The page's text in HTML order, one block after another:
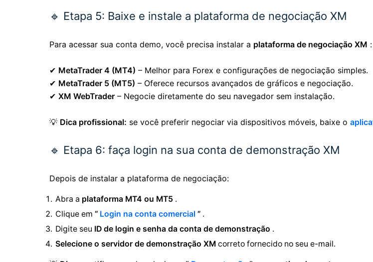
🔹 Etapa 5: Baixe e instale a plataforma de negociação XM
Para acessar sua conta demo, você precisa instalar a plataforma de negociação XM :
✔ MetaTrader 4 (MT4) – Melhor para Forex e configurações de negociação simples.
✔ MetaTrader 5 (MT5) – Oferece recursos avançados de gráficos e negociação.
✔ XM WebTrader – Negocie diretamente do seu navegador sem instalação.
💡 Dica profissional: se você preferir negociar via dispositivos móveis, baixe o
🔹 Etapa 6: faça login na sua conta de demonstração XM
Depois de instalar a plataforma de negociação:
Abra a plataforma MT4 ou MT5 .
Clique em “ Login na conta comercial ” .
Digite seu ID de login e senha da conta de demonstração .
Selecione o servidor de demonstração XM correto fornecido no seu e-mail.